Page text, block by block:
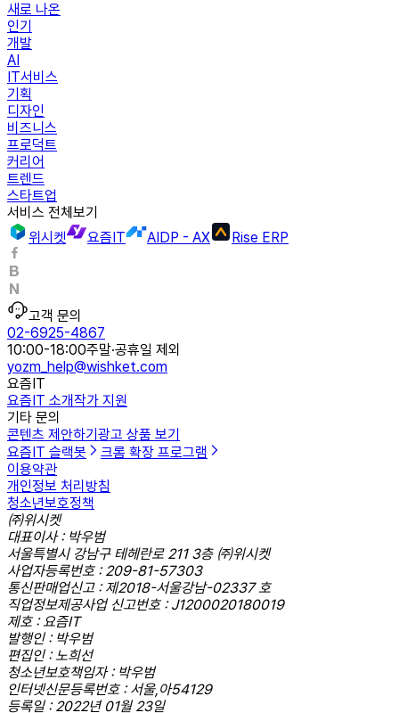
새로 나온
인기
개발
AI
IT서비스
기획
디자인
비즈니스
프로덕트
커리어
트렌드
스타트업
서비스 전체보기
위시켓
요즘IT AIDP - AX Rise ERP
고객 문의
02-6925-4867
10:00-18:00주말·공휴일 제외
yozm_help@wishket.com
요즘IT
요즘IT 소개작가 지원
기타 문의
콘텐츠 제안하기광고 상품 보기
요즘IT 슬랙봇
크롬 확장 프로그램
이용약관
개인정보 처리방침
청소년보호정책
㈜위시켓
대표이사 : 박우범
서울특별시 강남구 테헤란로 211 3층 ㈜위시켓
사업자등록번호 : 209-81-57303
통신판매업신고 : 제2018-서울강남-02337 호
직업정보제공사업 신고번호 : J1200020180019
제호 : 요즘IT
발행인 : 박우범
편집인 : 노희선
청소년보호책임자 : 박우범
인터넷신문등록번호 : 서울,아54129
등록일 : 2022년 01월 23일